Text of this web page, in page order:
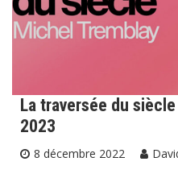
La traversée du
2023
8 décembre 2022